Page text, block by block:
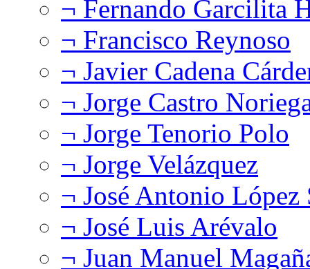
¬ Fernando Garcilita
¬ Francisco Reynoso
¬ Javier Cadena
¬ Jorge Castro
¬ Jorge Tenorio Polo
¬ Jorge Velázquez
¬ José Antonio López
¬ José Luis Arévalo
¬ Juan Manuel